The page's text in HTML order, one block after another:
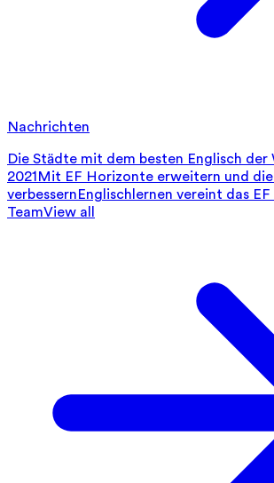
Nachrichten
Die Städte mit dem besten Englisch der
2021Mit EF Horizonte erweitern und
verbessernEnglischlernen vereint das
TeamView all